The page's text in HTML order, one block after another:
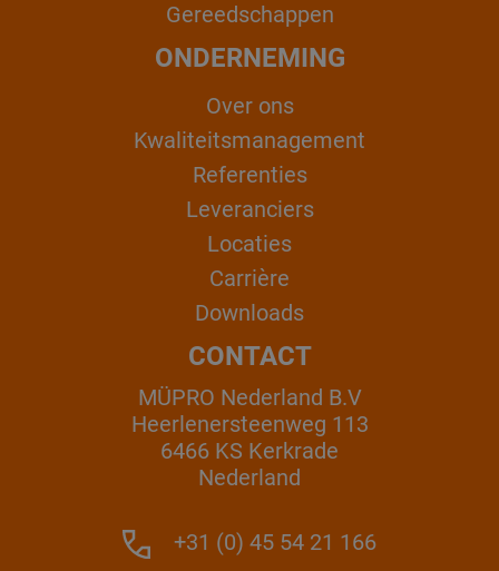
Gereedschappen
ONDERNEMING
Over ons
Kwaliteitsmanagement
Referenties
Leveranciers
Locaties
Carrière
Downloads
CONTACT
MÜPRO Nederland B.V
Heerlenersteenweg 113
6466 KS Kerkrade
Nederland
+31 (0) 45 54 21 166